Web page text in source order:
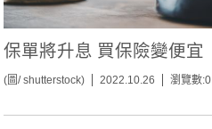
保單將升息 買保險變便宜
(圖/ shutterstock) 2022.10.26 瀏覽數:0